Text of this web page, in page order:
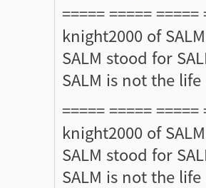
===== ===== =====
knight2000 of
SALM stood for
SALM is not the
===== ===== =====
knight2000 of
SALM stood for
SALM is not the